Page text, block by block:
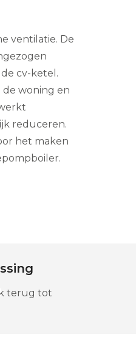
ventilatie. De
cv-ketel.
woning en
reduceren.
het maken
terug tot